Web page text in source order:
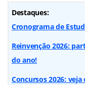
Destaques:
Cronograma de
Reinvenção 2026:
do ano!
Concursos 2026: